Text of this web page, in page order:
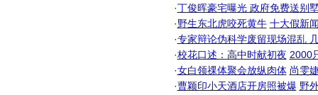
·丁俊晖豪宅曝光 政府免费送别
·野生东北虎咬死黄牛 十大假新
·专家辩论伪科学废留现场混乱
·校花口述：高中时献初夜 2000
·女白领祼体聚会放纵肉体 尚雯
·曹颖印小天酒店开房照被爆 野